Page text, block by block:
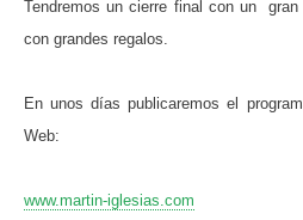
Tendremos un cierre final con un
con grandes regalos.
En unos días publicaremos el
Web:
www.martin-iglesias.com